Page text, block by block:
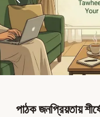
পাঠক জনপ্রিয়তায়